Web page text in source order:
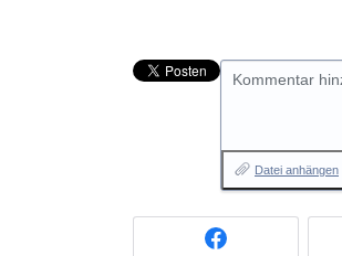
Kommentar
Datei anhängen